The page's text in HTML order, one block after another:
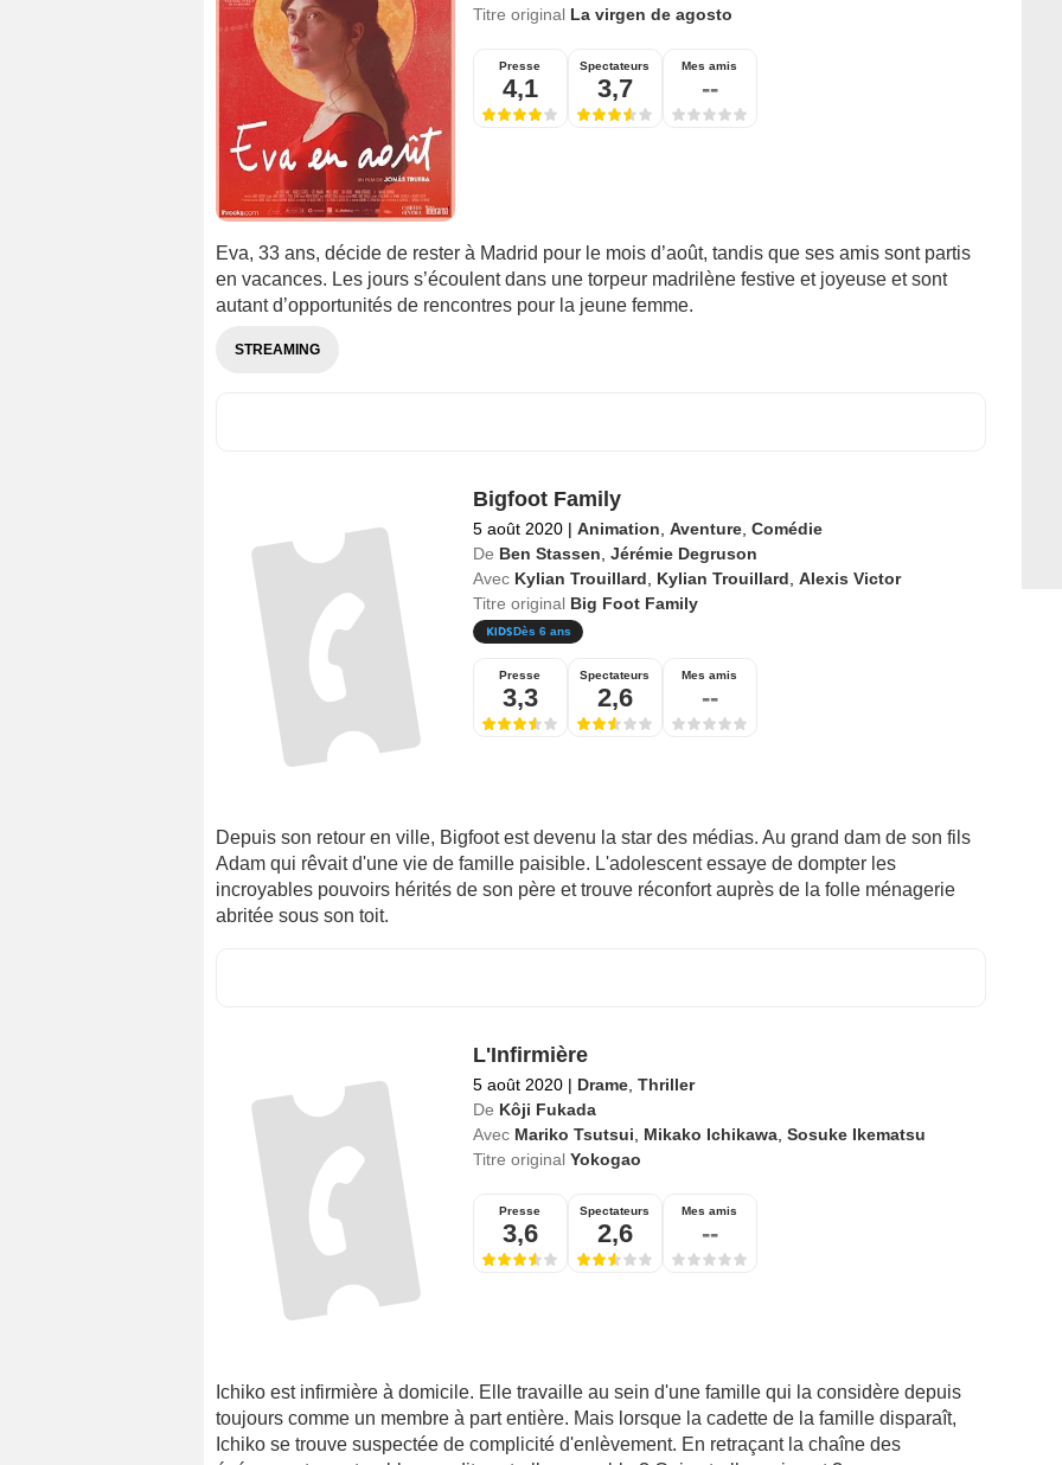
Titre original La virgen de agosto
Presse
4,1
Spectateurs
3,7
Mes amis
--
Eva, 33 ans, décide de rester à Madrid pour le mois d’août, tandis que ses amis sont partis
en vacances. Les jours s’écoulent dans une torpeur madrilène festive et joyeuse et sont
autant d’opportunités de rencontres pour la jeune femme.
STREAMING
Bigfoot Family
5 août 2020 | Animation Aventure, Comédie
De Ben Stassen Jérémie Degruson
Avec Kylian Trouillard Kylian Trouillard Alexis Victor
Titre original Big Foot Family
Dès 6 ans
Presse
3,3
Spectateurs
2,6
Mes amis
--
Depuis son retour en ville, Bigfoot est devenu la star des médias. Au grand dam de son fils
Adam qui rêvait d'une vie de famille paisible. L'adolescent essaye de dompter les
incroyables pouvoirs hérités de son père et trouve réconfort auprès de la folle ménagerie
abritée sous son toit.
L'Infirmière
5 août 2020 | Drame, Thriller
De Kôji Fukada
Avec Mariko Tsutsui Mikako Ichikawa, Sosuke Ikematsu
Titre original Yokogao
Presse
3,6
Spectateurs
2,6
Mes amis
--
Ichiko est infirmière à domicile. Elle travaille au sein d'une famille qui la considère depuis
toujours comme un membre à part entière. Mais lorsque la cadette de la famille disparaît,
Ichiko se trouve suspectée de complicité d'enlèvement. En retraçant la chaîne des